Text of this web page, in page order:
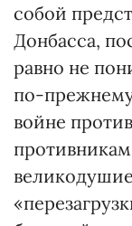
собой
Донбасса,
равно не
по-
войне